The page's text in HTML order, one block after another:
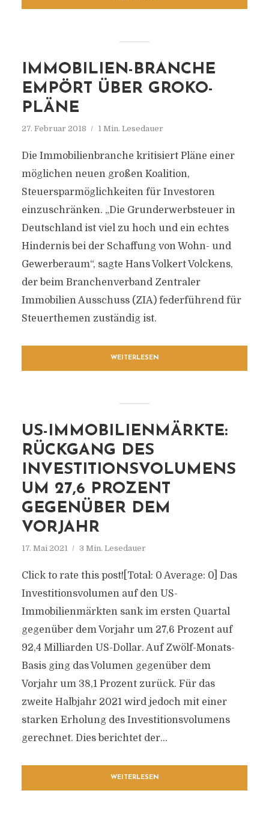
IMMOBILIEN-BRANCHE
EMPÖRT ÜBER GROKO-
PLÄNE
27. Februar 2018 1 Min. Lesedauer
Die Immobilienbranche kritisiert Pläne einer
möglichen neuen großen Koalition,
Steuersparmöglichkeiten für Investoren
einzuschränken. „Die Grunderwerbsteuer in
Deutschland ist viel zu hoch und ein echtes
Hindernis bei der Schaffung von Wohn- und
Gewerberaum“, sagte Hans Volkert Volckens,
der beim Branchenverband Zentraler
Immobilien Ausschuss (ZIA) federführend für
Steuerthemen zuständig ist.
WEITERLESEN
US-IMMOBILIENMÄRKTE:
RÜCKGANG DES
INVESTITIONSVOLUMENS
UM 27,6 PROZENT
GEGENÜBER DEM
VORJAHR
17. Mai 2021 3 Min. Lesedauer
Click to rate this post![Total: 0 Average: 0] Das
Investitionsvolumen auf den US-
Immobilienmärkten sank im ersten Quartal
gegenüber dem Vorjahr um 27,6 Prozent auf
92,4 Milliarden US-Dollar. Auf Zwölf-Monats-
Basis ging das Volumen gegenüber dem
Vorjahr um 38,1 Prozent zurück. Für das
zweite Halbjahr 2021 wird jedoch mit einer
starken Erholung des Investitionsvolumens
gerechnet. Dies berichtet der...
WEITERLESEN